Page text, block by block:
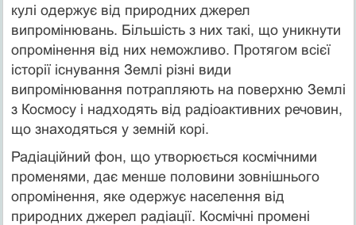
кулі одержує від природних джерел
випромінювань. Більшість з них такі, що уникнути
опромінення від них неможливо. Протягом всієї
історії існування Землі різні види
випромінювання потрапляють на поверхню Землі
з Космосу і надходять від радіоактивних речовин,
що знаходяться у земній корі.
Радіаційний фон, що утворюється космічними
променями, дає менше половини зовнішнього
опромінення, яке одержує населення від
природних джерел радіації. Космічні промені